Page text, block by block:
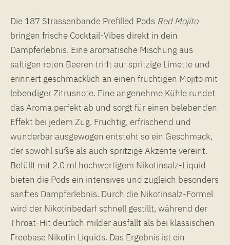
Die 187 Strassenbande Prefilled Pods Red Mojito
bringen frische Cocktail-Vibes direkt in dein
Dampferlebnis. Eine aromatische Mischung aus
saftigen roten Beeren trifft auf spritzige Limette und
erinnert geschmacklich an einen fruchtigen Mojito mit
lebendiger Zitrusnote. Eine angenehme Kühle rundet
das Aroma perfekt ab und sorgt für einen belebenden
Effekt bei jedem Zug. Fruchtig, erfrischend und
wunderbar ausgewogen entsteht so ein Geschmack,
der sowohl süße als auch spritzige Akzente vereint.
Befüllt mit 2.0 ml hochwertigem Nikotinsalz-Liquid
bieten die Pods ein intensives und zugleich besonders
sanftes Dampferlebnis. Durch die Nikotinsalz-Formel
wird der Nikotinbedarf schnell gestillt, während der
Throat-Hit deutlich milder ausfällt als bei klassischen
Freebase Nikotin Liquids. Das Ergebnis ist ein